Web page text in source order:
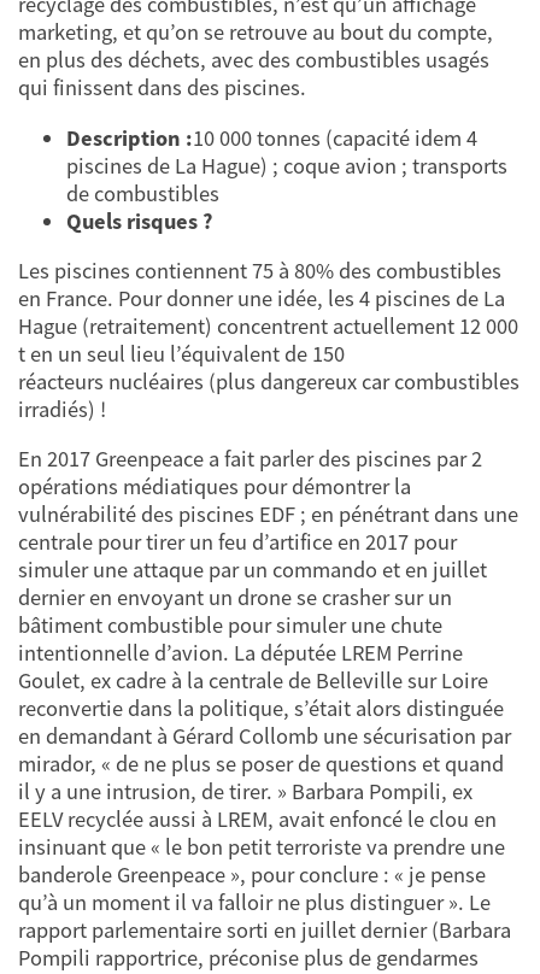
marketing, et qu’on se retrouve au bout du compte,
en plus des déchets, avec des combustibles usagés
qui finissent dans des piscines.
Description :10 000 tonnes (capacité idem 4
piscines de La Hague) ; coque avion ; transports
de combustibles
Quels risques ?
Les piscines contiennent 75 à 80% des combustibles
en France. Pour donner une idée, les 4 piscines de La
Hague (retraitement) concentrent actuellement 12 000
t en un seul lieu l’équivalent de 150
réacteurs nucléaires (plus dangereux car combustibles
irradiés) !
En 2017 Greenpeace a fait parler des piscines par 2
opérations médiatiques pour démontrer la
vulnérabilité des piscines EDF ; en pénétrant dans une
centrale pour tirer un feu d’artifice en 2017 pour
simuler une attaque par un commando et en juillet
dernier en envoyant un drone se crasher sur un
bâtiment combustible pour simuler une chute
intentionnelle d’avion. La députée LREM Perrine
Goulet, ex cadre à la centrale de Belleville sur Loire
reconvertie dans la politique, s’était alors distinguée
en demandant à Gérard Collomb une sécurisation par
mirador, « de ne plus se poser de questions et quand
il y a une intrusion, de tirer. » Barbara Pompili, ex
EELV recyclée aussi à LREM, avait enfoncé le clou en
insinuant que « le bon petit terroriste va prendre une
banderole Greenpeace », pour conclure : « je pense
qu’à un moment il va falloir ne plus distinguer ». Le
rapport parlementaire sorti en juillet dernier (Barbara
Pompili rapportrice, préconise plus de gendarmes